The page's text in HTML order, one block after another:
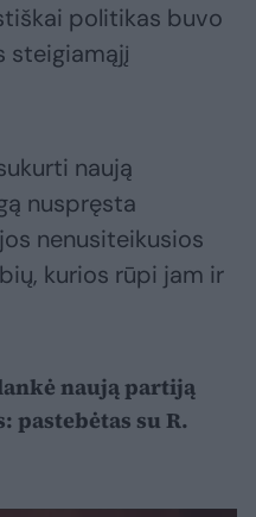
politikas buvo
steigiamąjį
naują
nuspręsta
nenusiteikusios
kurios rūpi jam ir
naują partiją
pastebėtas su R.